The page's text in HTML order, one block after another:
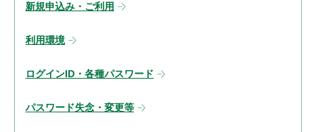
新規申込み・ご利用
利用環境
ログインID・各種パスワード
パスワード失念・変更等